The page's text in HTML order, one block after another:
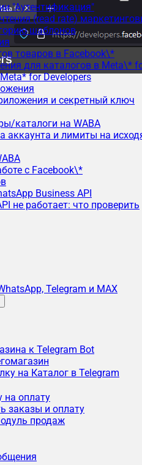
"Аутентификация"
(read rate)
шаблонов
товаров в Facebook\*
для каталогов в Meta\*
for Developers
и секретный ключ
каталоги на WABA
аккаунта и лимиты на
с Facebook\*
Business API
не работает: что проверить
Telegram и MAX
к Telegram Bot
на Каталог в Telegram
на оплату
заказы и оплату
продаж